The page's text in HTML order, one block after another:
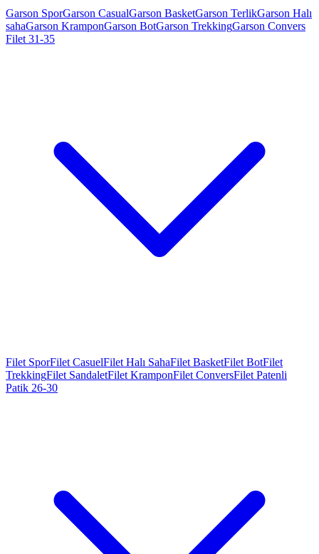
Garson SporGarson CasualGarson BasketGarson TerlikGarson Halı
sahaGarson KramponGarson BotGarson TrekkingGarson Convers
Filet 31-35
Filet SporFilet CasuelFilet Halı SahaFilet BasketFilet BotFilet
TrekkingFilet SandaletFilet KramponFilet ConversFilet Patenli
Patik 26-30